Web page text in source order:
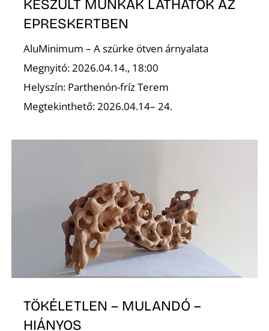
KÉSZÜLT MUNKÁK LÁTHATÓK AZ
EPRESKERTBEN
AluMinimum – A szürke ötven árnyalata
Megnyitó: 2026.04.14., 18:00
Helyszín: Parthenón-fríz Terem
Megtekinthető: 2026.04.14– 24.
TÖKÉLETLEN – MULANDÓ –
HIÁNYOS